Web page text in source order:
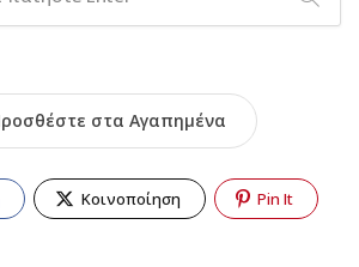
στα Αγαπημένα
Κοινοποίηση Pin It